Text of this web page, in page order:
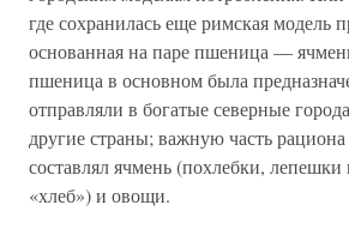
где сохранилась еще римская модель
основанная на паре пшеница —
пшеница в основном была
отправляли в богатые северные
другие страны; важную часть
составлял ячмень (похлебки,
«хлеб») и овощи.